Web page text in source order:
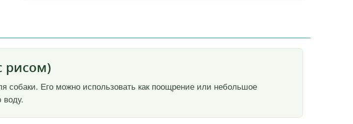
рисом)
собаки. Его можно использовать как поощрение или небольшое
воду.